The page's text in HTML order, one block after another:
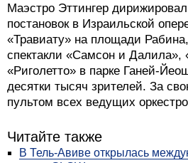
Маэстро Эттингер
постановок в Израильской
«Травиату» на площади
спектакли «Самсон и Далила»,
«Риголетто» в парке Ганей-
десятки тысяч зрителей. За
пультом всех ведущих
Читайте также
В Тель-Авиве открылась